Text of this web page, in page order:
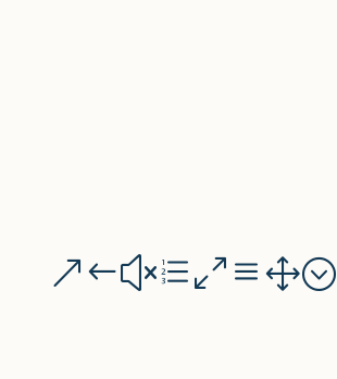
&#xe0a1;